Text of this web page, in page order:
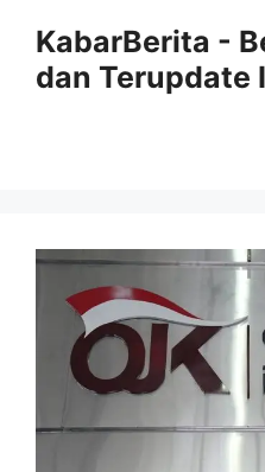
KabarBerita -
dan Terupdate